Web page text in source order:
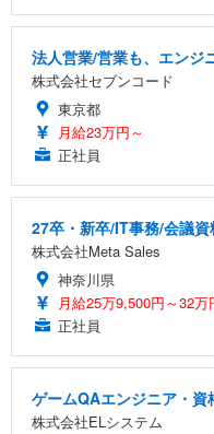
法人営業/営業も、エンジ
株式会社セブンコード
東京都
月給23万円～
正社員
27卒・新卒/IT事務/会議
株式会社Meta Sales
神奈川県
月給25万9,500円～32万
正社員
ゲームQAエンジニア・
株式会社ELシステム